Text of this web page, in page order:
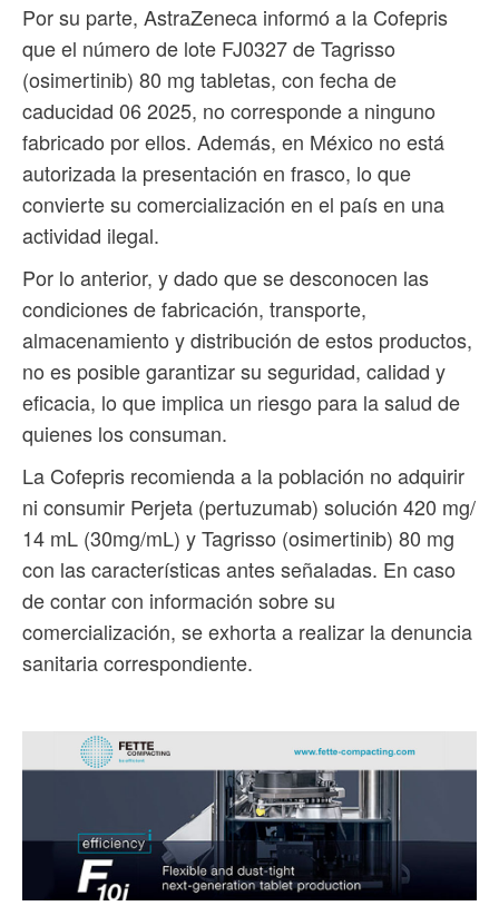
Por su parte, AstraZeneca informó a la Cofepris
que el número de lote FJ0327 de Tagrisso
(osimertinib) 80 mg tabletas, con fecha de
caducidad 06 2025, no corresponde a ninguno
fabricado por ellos. Además, en México no está
autorizada la presentación en frasco, lo que
convierte su comercialización en el país en una
actividad ilegal.
Por lo anterior, y dado que se desconocen las
condiciones de fabricación, transporte,
almacenamiento y distribución de estos productos,
no es posible garantizar su seguridad, calidad y
eficacia, lo que implica un riesgo para la salud de
quienes los consuman.
La Cofepris recomienda a la población no adquirir
ni consumir Perjeta (pertuzumab) solución 420 mg/
14 mL (30mg/mL) y Tagrisso (osimertinib) 80 mg
con las características antes señaladas. En caso
de contar con información sobre su
comercialización, se exhorta a realizar la denuncia
sanitaria correspondiente.